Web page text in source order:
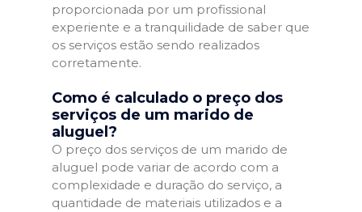
proporcionada por um profissional
experiente e a tranquilidade de saber que
os serviços estão sendo realizados
corretamente.
Como é calculado o preço dos
serviços de um marido de
aluguel?
O preço dos serviços de um marido de
aluguel pode variar de acordo com a
complexidade e duração do serviço, a
quantidade de materiais utilizados e a